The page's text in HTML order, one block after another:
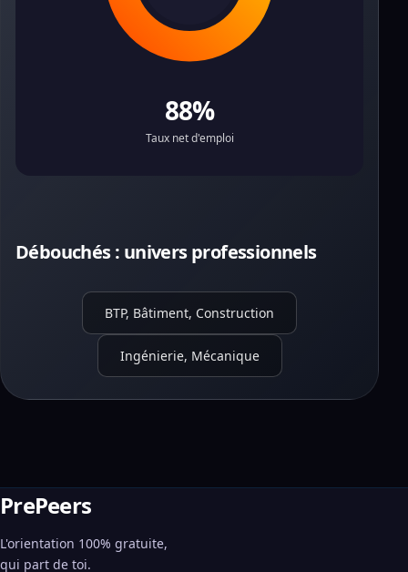
88%
Taux net d'emploi
Débouchés : univers professionnels
BTP, Bâtiment, Construction
Ingénierie, Mécanique
PrePeers
L'orientation 100% gratuite,
qui part de toi.